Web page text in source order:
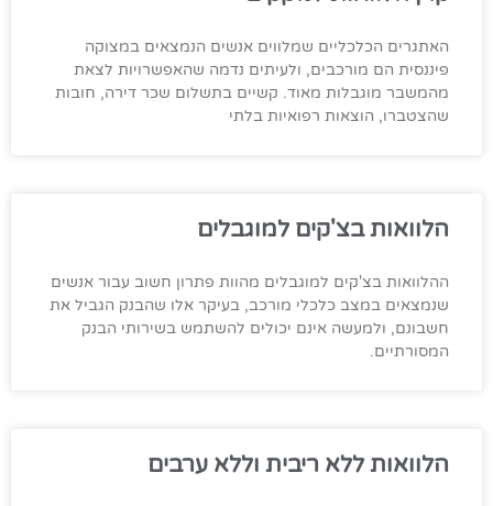
האתגרים הכלכליים שמלווים אנשים הנמצאים במצוקה
פיננסית הם מורכבים, ולעיתים נדמה שהאפשרויות לצאת
מהמשבר מוגבלות מאוד. קשיים בתשלום שכר דירה, חובות
שהצטברו, הוצאות רפואיות בלתי
הלוואות בצ'קים למוגבלים
ההלוואות בצ'קים למוגבלים מהוות פתרון חשוב עבור אנשים
שנמצאים במצב כלכלי מורכב, בעיקר אלו שהבנק הגביל את
חשבונם, ולמעשה אינם יכולים להשתמש בשירותי הבנק
המסורתיים.
הלוואות ללא ריבית וללא ערבים